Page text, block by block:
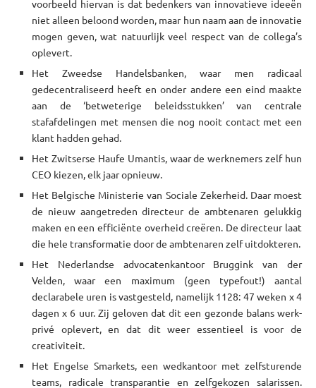
voorbeeld hiervan is dat bedenkers van innovatieve ideeën
niet alleen beloond worden, maar hun naam aan de innovatie
mogen geven, wat natuurlijk veel respect van de collega’s
oplevert.
Het Zweedse Handelsbanken, waar men radicaal
gedecentraliseerd heeft en onder andere een eind maakte
aan de ‘betweterige beleidsstukken’ van centrale
stafafdelingen met mensen die nog nooit contact met een
klant hadden gehad.
Het Zwitserse Haufe Umantis, waar de werknemers zelf hun
CEO kiezen, elk jaar opnieuw.
Het Belgische Ministerie van Sociale Zekerheid. Daar moest
de nieuw aangetreden directeur de ambtenaren gelukkig
maken en een efficiënte overheid creëren. De directeur laat
die hele transformatie door de ambtenaren zelf uitdokteren.
Het Nederlandse advocatenkantoor Bruggink van der
Velden, waar een maximum (geen typefout!) aantal
declarabele uren is vastgesteld, namelijk 1128: 47 weken x 4
dagen x 6 uur. Zij geloven dat dit een gezonde balans werk-
privé oplevert, en dat dit weer essentieel is voor de
creativiteit.
Het Engelse Smarkets, een wedkantoor met zelfsturende
teams, radicale transparantie en zelfgekozen salarissen.